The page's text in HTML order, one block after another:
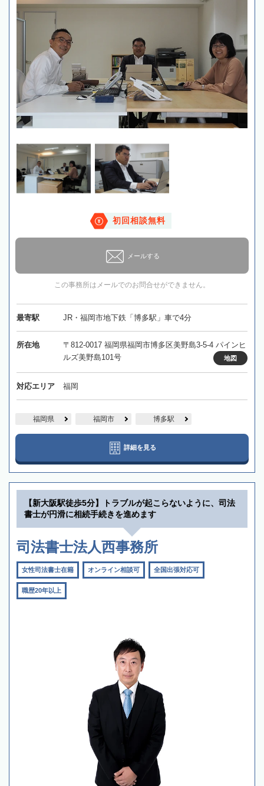
初回相談無料
メールする
この事務所はメールでのお問合せができません。
最寄駅 JR・福岡市地下鉄「博多駅」車で4分
所在地
〒812-0017 福岡県福岡市博多区美野島3-5-4 パインヒ
ルズ美野島101号
地図
対応エリア 福岡
福岡県 福岡市 博多駅
詳細を見る
【新大阪駅徒歩5分】トラブルが起こらないように、司法
書士が円滑に相続手続きを進めます
司法書士法人西事務所
女性司法書士在籍 オンライン相談可 全国出張対応可
職歴20年以上